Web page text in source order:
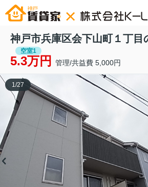
神戸市兵庫区会下山町１丁目
空室1
5.3万円 管理/共益費 5,000円
1/27